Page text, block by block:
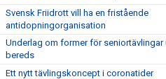
Svensk Friidrott vill ha en fristående
antidopningorganisation
Underlag om former för
bereds
Ett nytt tävlingskoncept i coronatider